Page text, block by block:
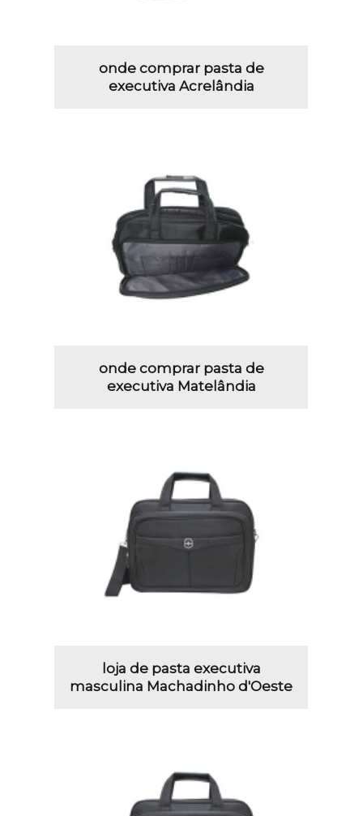
onde comprar pasta de
executiva Acrelândia
onde comprar pasta de
executiva Matelândia
loja de pasta executiva
masculina Machadinho d'Oeste